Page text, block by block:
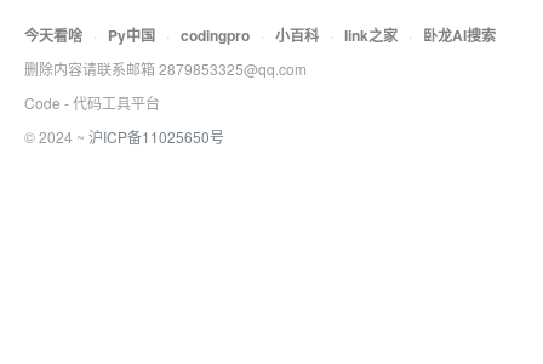
今天看啥 · Py中国 · codingpro · 小百科 · link之家 · 卧龙AI搜索
删除内容请联系邮箱 2879853325@qq.com
Code - 代码工具平台
© 2024 ~ 沪ICP备11025650号